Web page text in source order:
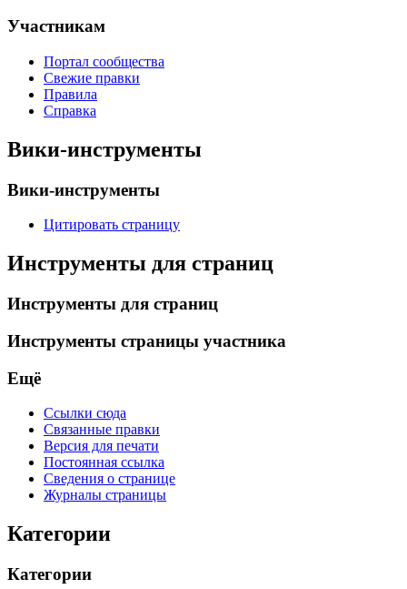
Участникам
Портал сообщества
Свежие правки
Правила
Справка
Вики-инструменты
Вики-инструменты
Цитировать страницу
Инструменты для страниц
Инструменты для страниц
Инструменты страницы участника
Ещё
Ссылки сюда
Связанные правки
Версия для печати
Постоянная ссылка
Сведения о странице
Журналы страницы
Категории
Категории